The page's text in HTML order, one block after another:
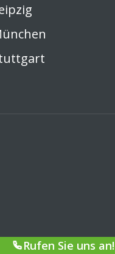
Rufen Sie uns an!